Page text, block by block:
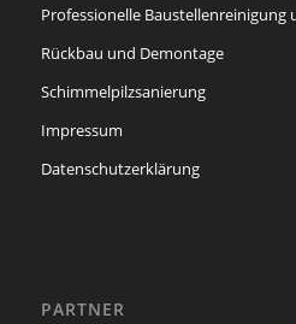
Professionelle Baustellenreinigung
Rückbau und Demontage
Schimmelpilzsanierung
Impressum
Datenschutzerklärung
PARTNER